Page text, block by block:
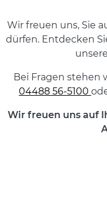
Wir freuen uns, Sie
dürfen. Entdecken
Bei Fragen stehen
04488 56-5100
Wir freuen uns auf